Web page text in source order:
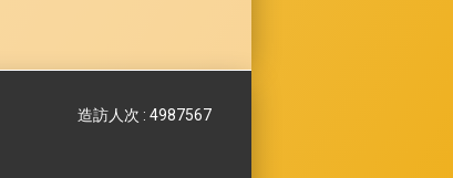
造訪人次 : 4987567